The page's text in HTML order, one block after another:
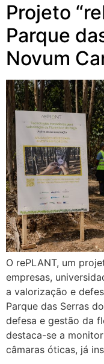
Projeto
Parque
Novum
O rePLANT, um
empresas,
a valorização e
Parque das Serras
defesa e gestão da
destaca-se a
câmaras óticas, já